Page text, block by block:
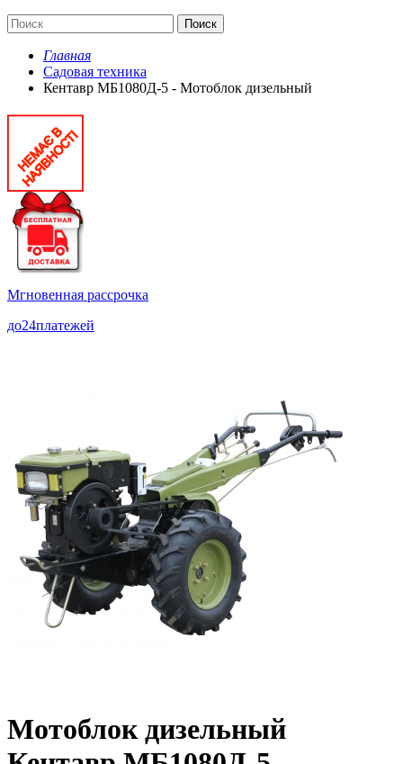
Поиск
Главная
Садовая техника
Кентавр МБ1080Д-5 - Мотоблок дизельный
Мгновенная рассрочка
до24платежей
Мотоблок дизельный